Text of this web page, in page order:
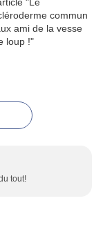
tout!